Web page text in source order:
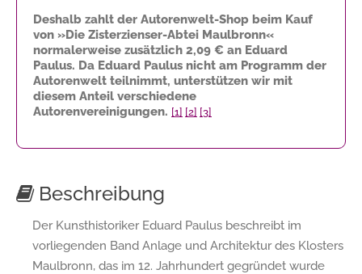
Deshalb zahlt der Autorenwelt-Shop beim Kauf
von »Die Zisterzienser-Abtei Maulbronn«
normalerweise zusätzlich 2,09 € an Eduard
Paulus. Da Eduard Paulus nicht am Programm der
Autorenwelt teilnimmt, unterstützen wir mit
diesem Anteil verschiedene
Autorenvereinigungen. [1] [2] [3]
Beschreibung
Der Kunsthistoriker Eduard Paulus beschreibt im
vorliegenden Band Anlage und Architektur des Klosters
Maulbronn, das im 12. Jahrhundert gegründet wurde